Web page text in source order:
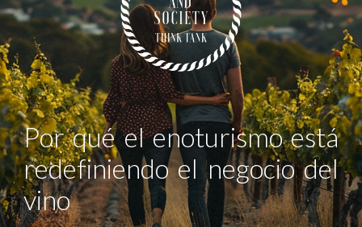
Por qué el enoturismo está
redefiniendo el negocio del
vino